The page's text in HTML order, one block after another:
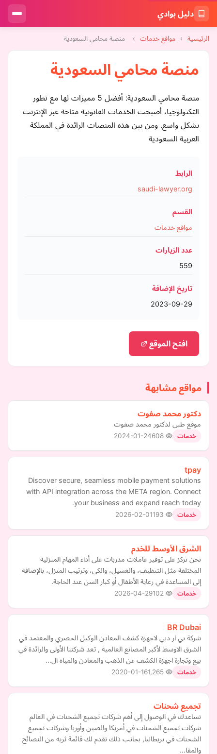
دليل بوادي
الرئيسية › مواقع خدمات › منصة محامي السعودية
منصة محامي السعودية
منصة محامي السعودية: أفضل 5 مميزات لها مع تطور
التكنولوجيا، أصبحت الخدمات القانونية متاحة عبر الإنترنت
بشكل واسع. ومن بين هذه المنصات الرائدة في المملكة
العربية السعودية
الرابط
saudi-lawyer.org
القسم
مواقع خدمات
عدد الزيارات
559
تاريخ الإضافة
2023-09-29
افتح الموقع
مواقع مشابهة
دكتور محمد صفوت
موقع طبى لدكتور محمد صفوت
خدمات 2024-01-24
tpay
Discover secure, seamless mobile payment solutions
with API integration across the META region. Connect
your business and expand reach today.
خدمات 2026-02-01
الشرق الأوسط للخدم
نحن نركز على توفير عاملات مدربات على أداء المهام المنزلية
المختلفة مثل التنظيف، والغسيل، والكي، وترتيب المنزل، بالإضافة
إلى المساعدة في رعاية الأطفال أو كبار السن عند الحاجة.
خدمات 2026-04-29
BR Dubai
شركة بي ار دبي لاجهزة كشف المعادن الوكيل الحصري والمعتمد في
الشرق الاوسط لأكبر المصانع العالمية , تعد شركتنا الأولى والرائدة في
بيع وتجارة اجهزة الكشف عن الذهب والمعادن والمياه ال…
خدمات 2020-01-16
تجميع شحنات
نساعدك في الوصول إلى أهم شركات تجميع الشحنات في العالم
شركات تجميع الشحنات في أمريكا والصين وأوربا وشركات تجميع
الشحنات في بريطانيا, بجانب ذلك نقدم لك قائمة ثريه من النصائح
والمقا…